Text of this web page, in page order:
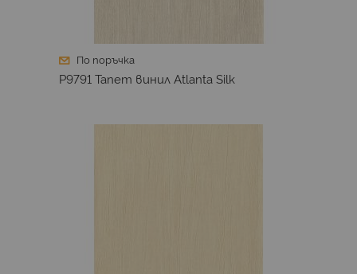
По поръчка
P9791 Тапет винил Atlanta Silk